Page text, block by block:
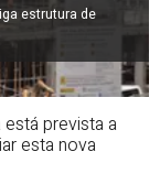
estrutura de
prevista a
esta nova